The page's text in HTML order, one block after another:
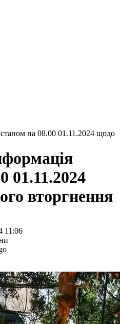
на 08.00 01.11.2024 щодо
01.11.2024
вторгнення
11:06